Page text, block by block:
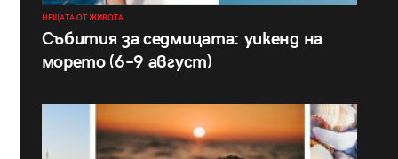
НЕЩАТА ОТ ЖИВОТА
Събития за седмицата: уикенд на
морето (6–9 август)